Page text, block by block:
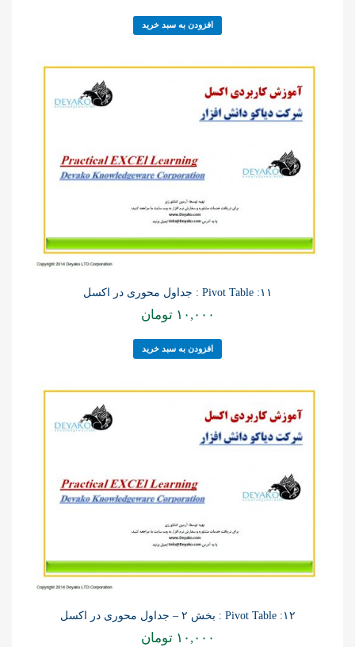
افزودن به سبد خرید
۱۱: Pivot Table : جداول محوری در اکسل
۱۰,۰۰۰ تومان
افزودن به سبد خرید
۱۲: Pivot Table : بخش ۲ – جداول محوری در اکسل
۱۰,۰۰۰ تومان